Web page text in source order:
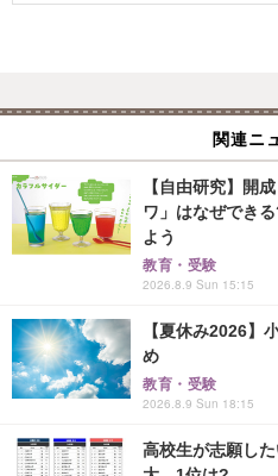
関連ニ
【自由研究】開
ワ」はなぜでき
よう
教育・受験
2026.8.9 Sun 15:15
【夏休み2026】
め
教育・受験
2026.8.9 Sun 18:15
高校生が志願し